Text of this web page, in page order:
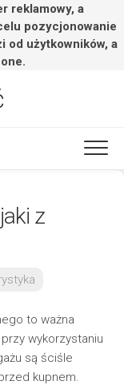
reklamowy, a
pozycjonowanie
od użytkowników, a
z
to ważna
wykorzystaniu
są ściśle
kupnem.